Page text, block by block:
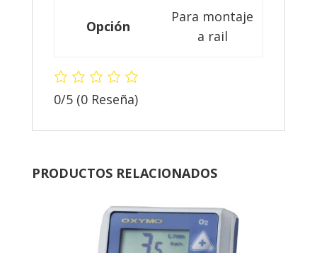
Opción
Para montaje
a rail
0/5 (0 Reseña)
PRODUCTOS RELACIONADOS